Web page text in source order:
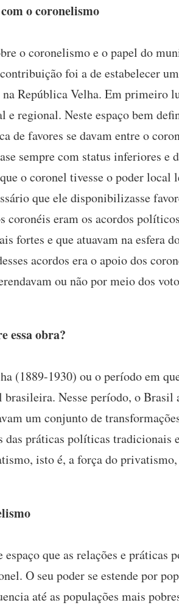
o coronelismo
o coronelismo e o papel do
foi a de estabelecer
República Velha. Em primeiro
regional. Neste espaço bem
de favores se davam entre o
sempre com status inferiores e
o coronel tivesse o poder local
que ele disponibilizasse
coronéis eram os acordos
fortes e que atuavam na esfera
acordos era o apoio dos
ou não por meio dos
essa obra?
(1889-1930) ou o período em
Nesse período, o Brasil
um conjunto de
práticas políticas tradicionais
isto é, a força do
que as relações e práticas
O seu poder se estende por
até as populações mais